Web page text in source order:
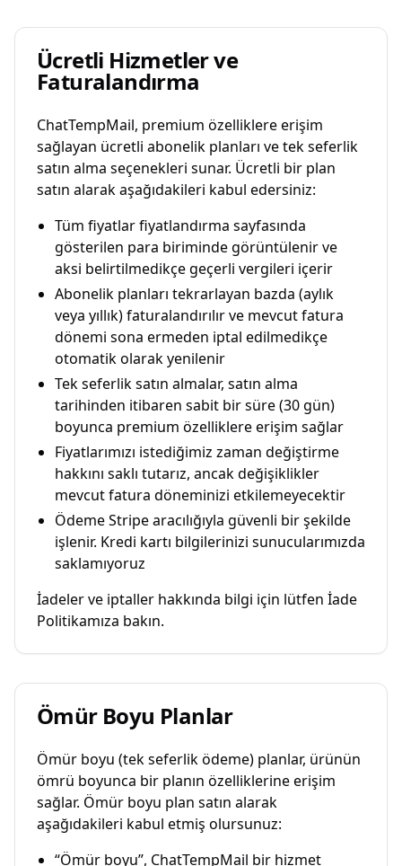
Ücretli Hizmetler ve
Faturalandırma
ChatTempMail, premium özelliklere erişim
sağlayan ücretli abonelik planları ve tek seferlik
satın alma seçenekleri sunar. Ücretli bir plan
satın alarak aşağıdakileri kabul edersiniz:
Tüm fiyatlar fiyatlandırma sayfasında
gösterilen para biriminde görüntülenir ve
aksi belirtilmedikçe geçerli vergileri içerir
Abonelik planları tekrarlayan bazda (aylık
veya yıllık) faturalandırılır ve mevcut fatura
dönemi sona ermeden iptal edilmedikçe
otomatik olarak yenilenir
Tek seferlik satın almalar, satın alma
tarihinden itibaren sabit bir süre (30 gün)
boyunca premium özelliklere erişim sağlar
Fiyatlarımızı istediğimiz zaman değiştirme
hakkını saklı tutarız, ancak değişiklikler
mevcut fatura döneminizi etkilemeyecektir
Ödeme Stripe aracılığıyla güvenli bir şekilde
işlenir. Kredi kartı bilgilerinizi sunucularımızda
saklamıyoruz
İadeler ve iptaller hakkında bilgi için lütfen İade
Politikamıza bakın.
Ömür Boyu Planlar
Ömür boyu (tek seferlik ödeme) planlar, ürünün
ömrü boyunca bir planın özelliklerine erişim
sağlar. Ömür boyu plan satın alarak
aşağıdakileri kabul etmiş olursunuz:
“Ömür boyu”, ChatTempMail bir hizmet